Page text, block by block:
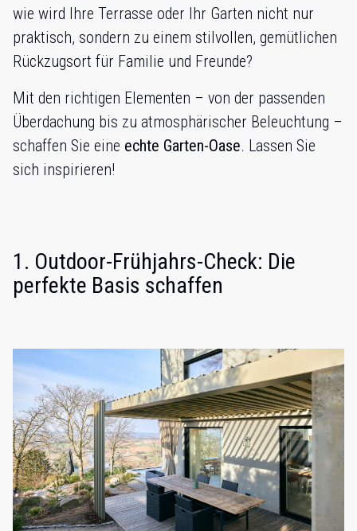
wie wird Ihre Terrasse oder Ihr Garten nicht nur
praktisch, sondern zu einem stilvollen, gemütlichen
Rückzugsort für Familie und Freunde?
Mit den richtigen Elementen – von der passenden
Überdachung bis zu atmosphärischer Beleuchtung –
schaffen Sie eine echte Garten-Oase. Lassen Sie
sich inspirieren!
1. Outdoor-Frühjahrs-Check: Die
perfekte Basis schaffen